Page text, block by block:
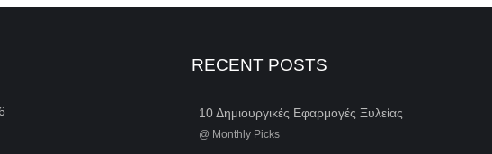
RECENT POSTS
10 Δημιουργικές Εφαρμογές Ξυλείας
@ Monthly Picks